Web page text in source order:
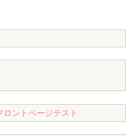
ントページテスト